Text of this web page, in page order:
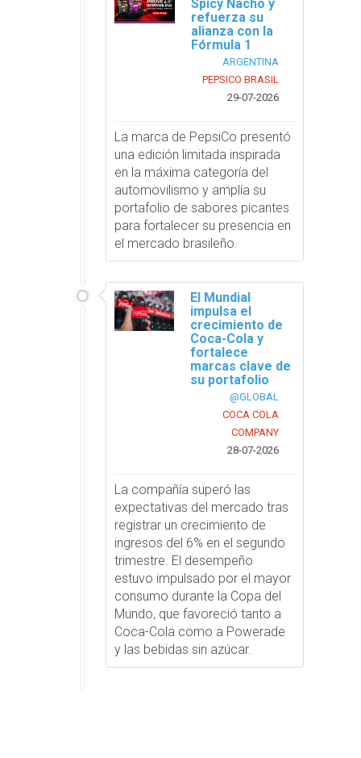
Spicy Nacho y
refuerza su
alianza con la
Fórmula 1
ARGENTINA
PEPSICO BRASIL
29-07-2026
La marca de PepsiCo presentó
una edición limitada inspirada
en la máxima categoría del
automovilismo y amplía su
portafolio de sabores picantes
para fortalecer su presencia en
el mercado brasileño.
El Mundial
impulsa el
crecimiento de
Coca-Cola y
fortalece
marcas clave de
su portafolio
@GLOBAL
COCA COLA
COMPANY
28-07-2026
La compañía superó las
expectativas del mercado tras
registrar un crecimiento de
ingresos del 6% en el segundo
trimestre. El desempeño
estuvo impulsado por el mayor
consumo durante la Copa del
Mundo, que favoreció tanto a
Coca-Cola como a Powerade
y las bebidas sin azúcar.